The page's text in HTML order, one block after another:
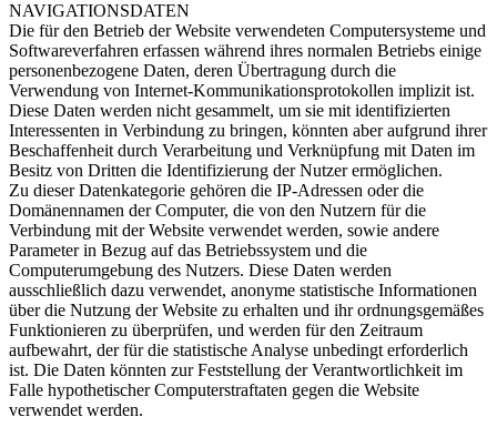
NAVIGATIONSDATEN
Die für den Betrieb der Website verwendeten Computersysteme und
Softwareverfahren erfassen während ihres normalen Betriebs einige
personenbezogene Daten, deren Übertragung durch die
Verwendung von Internet-Kommunikationsprotokollen implizit ist.
Diese Daten werden nicht gesammelt, um sie mit identifizierten
Interessenten in Verbindung zu bringen, könnten aber aufgrund ihrer
Beschaffenheit durch Verarbeitung und Verknüpfung mit Daten im
Besitz von Dritten die Identifizierung der Nutzer ermöglichen.
Zu dieser Datenkategorie gehören die IP-Adressen oder die
Domänennamen der Computer, die von den Nutzern für die
Verbindung mit der Website verwendet werden, sowie andere
Parameter in Bezug auf das Betriebssystem und die
Computerumgebung des Nutzers. Diese Daten werden
ausschließlich dazu verwendet, anonyme statistische Informationen
über die Nutzung der Website zu erhalten und ihr ordnungsgemäßes
Funktionieren zu überprüfen, und werden für den Zeitraum
aufbewahrt, der für die statistische Analyse unbedingt erforderlich
ist. Die Daten könnten zur Feststellung der Verantwortlichkeit im
Falle hypothetischer Computerstraftaten gegen die Website
verwendet werden.